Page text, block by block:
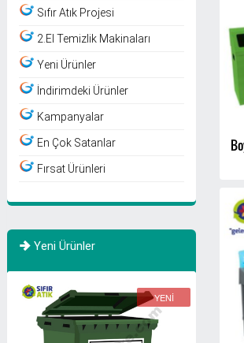
Sıfır Atık Projesi
2.El Temizlik Makinaları
Yeni Ürünler
İndirimdeki Ürünler
Kampanyalar
En Çok Satanlar
Fırsat Ürünleri
Yeni Ürünler
YENİ